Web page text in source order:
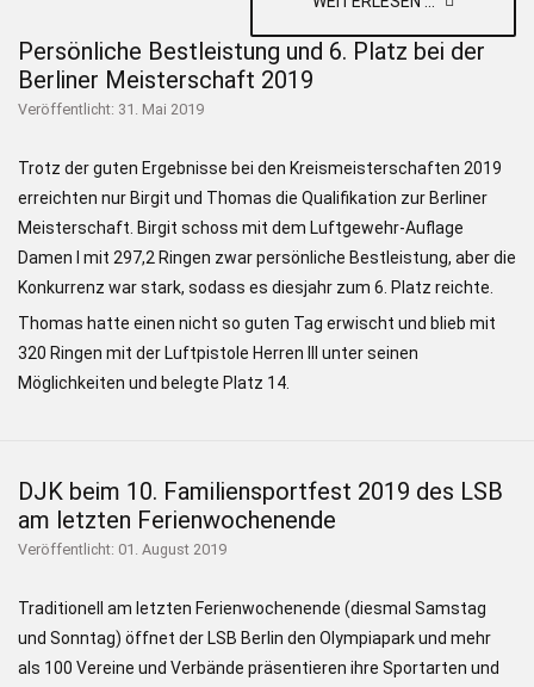
Persönliche Bestleistung und 6. Platz bei der
Berliner Meisterschaft 2019
Veröffentlicht: 31. Mai 2019
Trotz der guten Ergebnisse bei den Kreismeisterschaften 2019
erreichten nur Birgit und Thomas die Qualifikation zur Berliner
Meisterschaft. Birgit schoss mit dem Luftgewehr-Auflage
Damen I mit 297,2 Ringen zwar persönliche Bestleistung, aber die
Konkurrenz war stark, sodass es diesjahr zum 6. Platz reichte.
Thomas hatte einen nicht so guten Tag erwischt und blieb mit
320 Ringen mit der Luftpistole Herren III unter seinen
Möglichkeiten und belegte Platz 14.
DJK beim 10. Familiensportfest 2019 des LSB
am letzten Ferienwochenende
Veröffentlicht: 01. August 2019
Traditionell am letzten Ferienwochenende (diesmal Samstag
und Sonntag) öffnet der LSB Berlin den Olympiapark und mehr
als 100 Vereine und Verbände präsentieren ihre Sportarten und